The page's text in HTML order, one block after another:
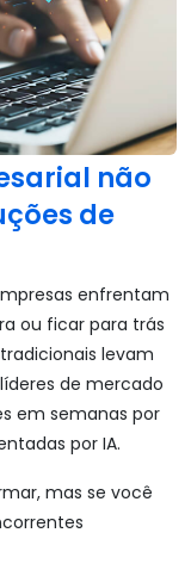
não
de
enfrentam
ou ficar para trás
levam
de mercado
em semanas por
por IA.
mas se você